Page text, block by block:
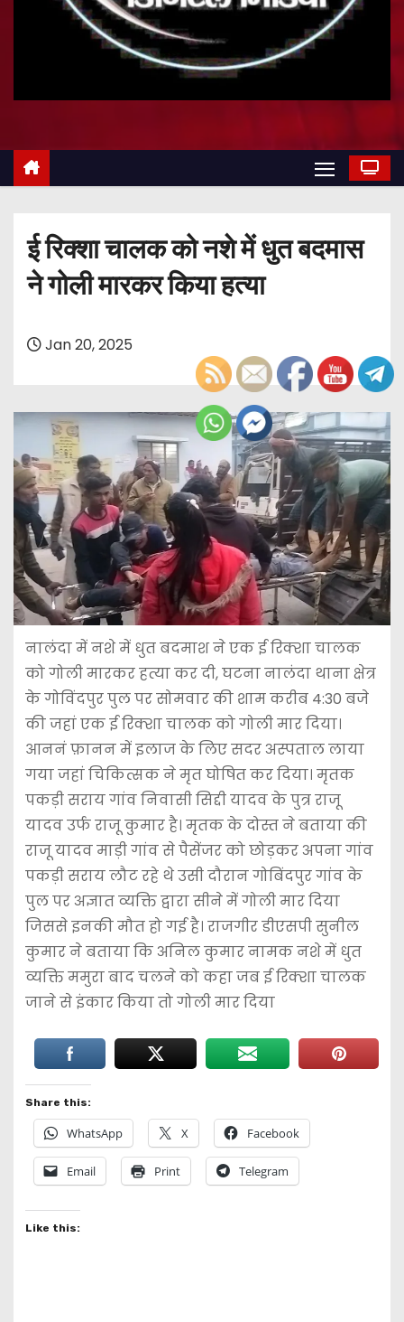
ई रिक्शा चालक को नशे में धुत बदमास
ने गोली मारकर किया हत्या
Jan 20, 2025
नालंदा में नशे में धुत बदमाश ने एक ई रिक्शा चालक
को गोली मारकर हत्या कर दी, घटना नालंदा थाना क्षेत्र
के गोविंदपुर पुल पर सोमवार की शाम करीब 4:30 बजे
की जहां एक ई रिक्शा चालक को गोली मार दिया।
आननं फ़ानन में इलाज के लिए सदर अस्पताल लाया
गया जहां चिकित्सक ने मृत घोषित कर दिया। मृतक
पकड़ी सराय गांव निवासी सिद्दी यादव के पुत्र राजू
यादव उर्फ राजू कुमार है। मृतक के दोस्त ने बताया की
राजू यादव माड़ी गांव से पैसेंजर को छोड़कर अपना गांव
पकड़ी सराय लौट रहे थे उसी दौरान गोबिंदपुर गांव के
पुल पर अज्ञात व्यक्ति द्वारा सीने में गोली मार दिया
जिससे इनकी मौत हो गई है। राजगीर डीएसपी सुनील
कुमार ने बताया कि अनिल कुमार नामक नशे में धुत
व्यक्ति ममुरा बाद चलने को कहा जब ई रिक्शा चालक
जाने से इंकार किया तो गोली मार दिया
Share this:
WhatsApp X Facebook
Email Print Telegram
Like this: